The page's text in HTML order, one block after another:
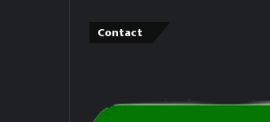
Contact